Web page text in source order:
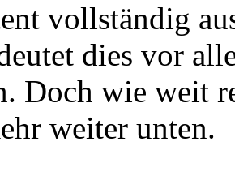
vollständig
dies vor
Doch wie weit
weiter unten.